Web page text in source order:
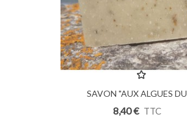
SAVON "AUX ALGUES DU
COTENTIN" 100G
8,40 € TTC